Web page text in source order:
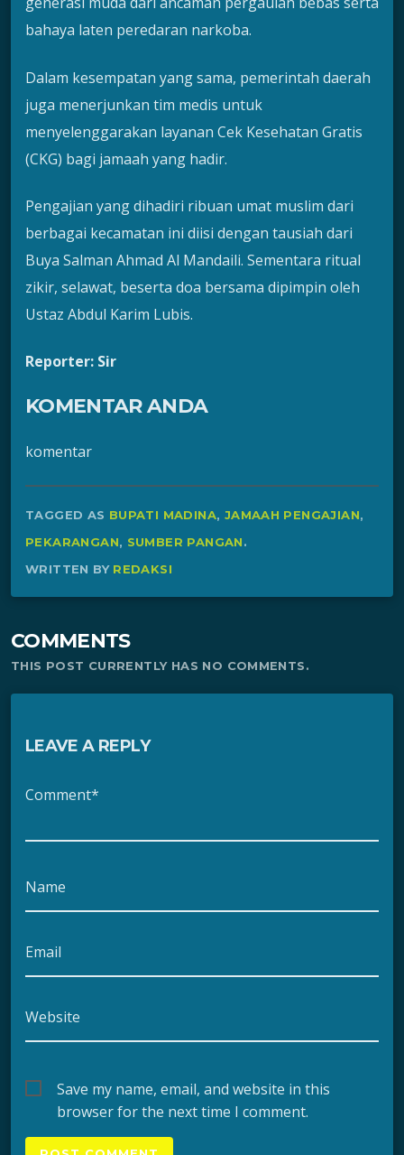
bahaya laten peredaran narkoba.
Dalam kesempatan yang sama, pemerintah daerah
juga menerjunkan tim medis untuk
menyelenggarakan layanan Cek Kesehatan Gratis
(CKG) bagi jamaah yang hadir.
Pengajian yang dihadiri ribuan umat muslim dari
berbagai kecamatan ini diisi dengan tausiah dari
Buya Salman Ahmad Al Mandaili. Sementara ritual
zikir, selawat, beserta doa bersama dipimpin oleh
Ustaz Abdul Karim Lubis.
Reporter: Sir
KOMENTAR ANDA
komentar
TAGGED AS BUPATI MADINA, JAMAAH PENGAJIAN,
PEKARANGAN, SUMBER PANGAN.
WRITTEN BY REDAKSI
COMMENTS
THIS POST CURRENTLY HAS NO COMMENTS.
LEAVE A REPLY
Comment*
Name
Email
Website
Save my name, email, and website in this
browser for the next time I comment.